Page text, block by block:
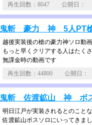
再生回数：8047 公開日
鬼斬 豪力 神 5人PT槍
越後実装後の槍の豪力神ソロ動
もっと早くクリアする人はたく
無課金時の動画です
再生回数：44800 公開日
鬼斬 佐渡鉱山 神 ボス
明日江戸が実装されるとのことな
佐渡鉱山ボスソロにいってきま